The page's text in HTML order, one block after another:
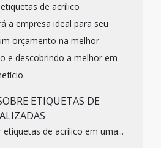
de acrílico
a empresa ideal para seu
orçamento na melhor
e descobrindo a melhor em
ETIQUETAS DE
de acrílico em uma...